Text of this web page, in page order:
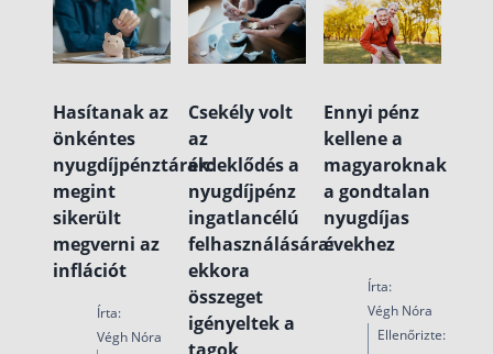
Hasítanak az
önkéntes
nyugdíjpénztárak:
megint
sikerült
megverni az
inflációt
Írta:
Végh Nóra
Csekély volt
az
érdeklődés a
nyugdíjpénz
ingatlancélú
felhasználására:
ekkora
összeget
igényeltek a
Ennyi pénz
kellene a
magyaroknak
a gondtalan
nyugdíjas
évekhez
Írta:
Végh Nóra
Ellenőrizte: